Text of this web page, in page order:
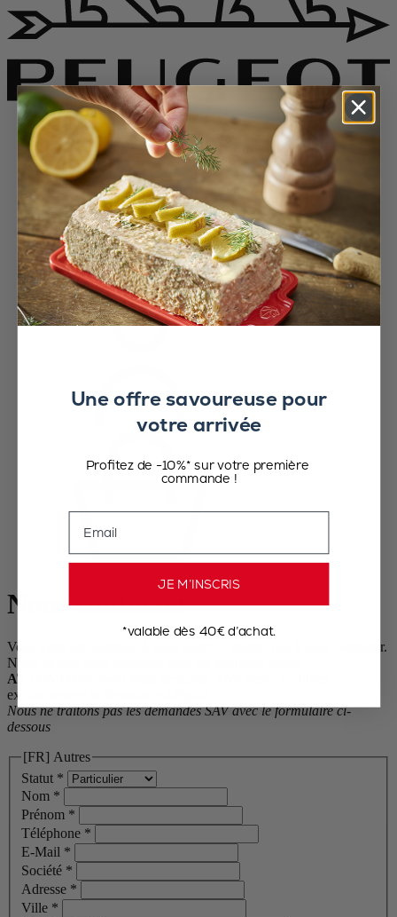
Nous contacter
Vous avez une question à nous poser, n’hésitez pas à nous contacter.
Notre équipe vous répondra dans les meilleurs délais.
ATTENTION
exclusivement le formulaire adéquat.
Nous ne traitons pas les demandes SAV avec le formulaire ci-
dessous
[FR] Autres
Statut *
Nom *
Prénom *
Téléphone *
E-Mail *
Société *
Adresse *
Ville *
Une offre savoureuse pour
votre arrivée
Profitez de -10%* sur votre première
commande !
JE M’INSCRIS
*valable dès 40€ d’achat.